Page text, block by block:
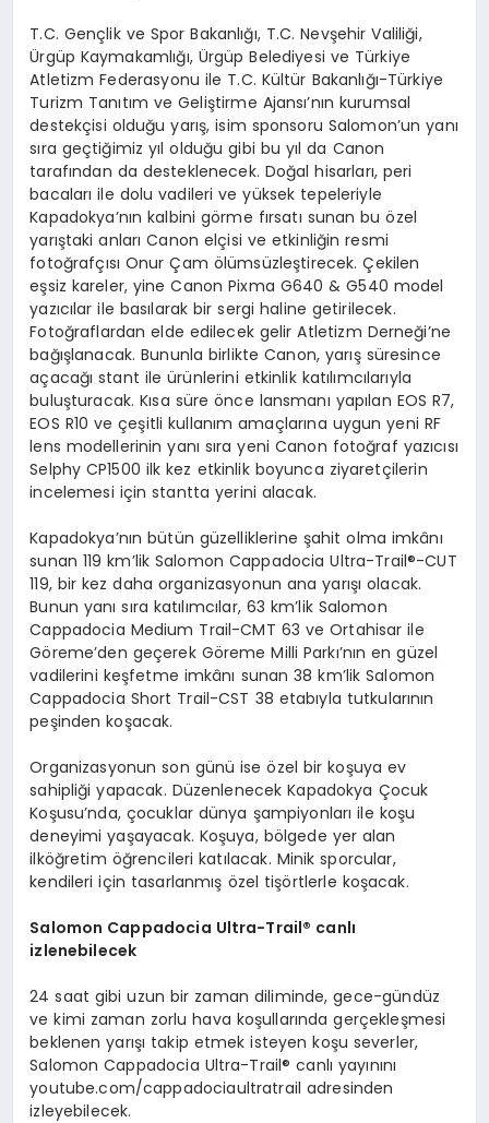
T.C. Gençlik ve Spor Bakanlığı, T.C. Nevşehir Valiliği,
Ürgüp Kaymakamlığı, Ürgüp Belediyesi ve Türkiye
Atletizm Federasyonu ile T.C. Kültür Bakanlığı-Türkiye
Turizm Tanıtım ve Geliştirme Ajansı’nın kurumsal
destekçisi olduğu yarış, isim sponsoru Salomon’un yanı
sıra geçtiğimiz yıl olduğu gibi bu yılda Canon
tarafından da desteklenecek. Doğal hisarları, peri
bacaları ile dolu vadileri ve yüksek tepeleriyle
Kapadokya’nın kalbini görme fırsatı sunan bu özel
yarıştaki anları Canon elçisi ve etkinliğin resmi
fotoğrafçısı Onur Çam ölümsüzleştirecek. Çekilen
eşsiz kareler, yine Canon Pixma G640 & G540 model
yazıcılar ile basılarak bir sergi haline getirilecek.
Fotoğraflardan elde edilecek gelir Atletizm Derneği’ne
bağışlanacak. Bununla birlikte Canon, yarış süresince
açacağı stant ile ürünlerini etkinlik katılımcılarıyla
buluşturacak. Kısa süre önce lansmanı yapılan EOS R7,
EOS R10 ve çeşitli kullanım amaçlarına uygun yeni RF
lens modellerinin yanı sıra yeni Canon fotoğraf yazıcısı
Selphy CP1500 ilk kez etkinlik boyunca ziyaretçilerin
incelemesi için stantta yerini alacak.
Kapadokya’nın bütün güzelliklerine şahit olma imkânı
sunan 119 km’lik Salomon Cappadocia Ultra-Trail®-CUT
119, bir kez daha organizasyonun ana yarışı olacak.
Bunun yanı sıra katılımcılar, 63 km’lik Salomon
Cappadocia Medium Trail-CMT 63 ve Ortahisar ile
Göreme’den geçerek Göreme Milli Parkı’nın en güzel
vadilerini keşfetme imkânı sunan 38 km’lik Salomon
Cappadocia Short Trail-CST 38 etabıyla tutkularının
peşinden koşacak.
Organizasyonun son günü ise özel bir koşuya ev
sahipliği yapacak. Düzenlenecek Kapadokya Çocuk
Koşusu’nda, çocuklar dünya şampiyonları ile koşu
deneyimi yaşayacak. Koşuya, bölgede yer alan
ilköğretim öğrencileri katılacak. Minik sporcular,
kendileri için tasarlanmış özel tişörtlerle koşacak.
Salomon Cappadocia Ultra-Trail® canlı
izlenebilecek
24 saat gibi uzun bir zaman diliminde, gece-gündüz
ve kimi zaman zorlu hava koşullarında gerçekleşmesi
beklenen yarışı takip etmek isteyen koşu severler,
Salomon Cappadocia Ultra-Trail® canlı yayınını
youtube.com/cappadociaultratrail adresinden
izleyebilecek.